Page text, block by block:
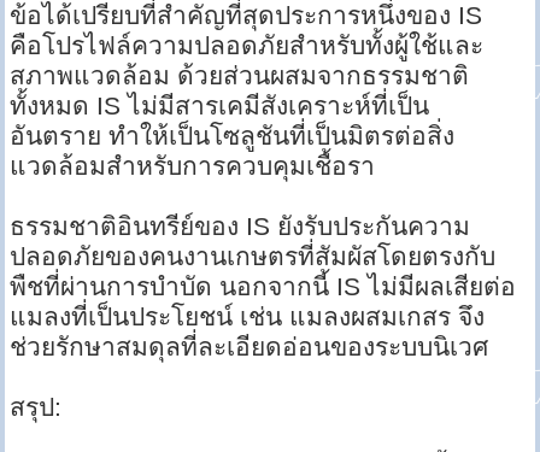
ข้อได้เปรียบที่สำคัญที่สุดประการหนึ่งของ IS
คือโปรไฟล์ความปลอดภัยสำหรับทั้งผู้ใช้และ
สภาพแวดล้อม ด้วยส่วนผสมจากธรรมชาติ
ทั้งหมด IS ไม่มีสารเคมีสังเคราะห์ที่เป็น
อันตราย ทำให้เป็นโซลูชันที่เป็นมิตรต่อสิ่ง
แวดล้อมสำหรับการควบคุมเชื้อรา
ธรรมชาติอินทรีย์ของ IS ยังรับประกันความ
ปลอดภัยของคนงานเกษตรที่สัมผัสโดยตรงกับ
พืชที่ผ่านการบำบัด นอกจากนี้ IS ไม่มีผลเสียต่อ
แมลงที่เป็นประโยชน์ เช่น แมลงผสมเกสร จึง
ช่วยรักษาสมดุลที่ละเอียดอ่อนของระบบนิเวศ
สรุป: